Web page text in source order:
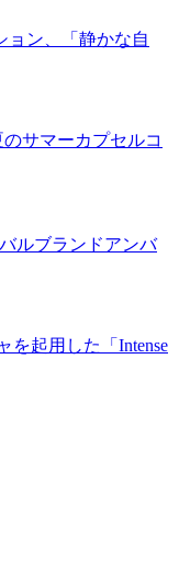
ョン、「静かな自
のサマーカプセルコ
ルブランドアンバ
を起用した「Intense